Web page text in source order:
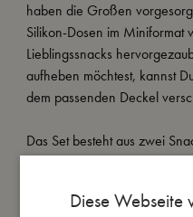
haben die Großen
Silikon-Dosen im Miniformat
Lieblingssnacks
aufheben möchtest, kannst
dem passenden Deckel
Das Set besteht aus zwei
Unsere kleinen Snackdosen
Diese Webseite